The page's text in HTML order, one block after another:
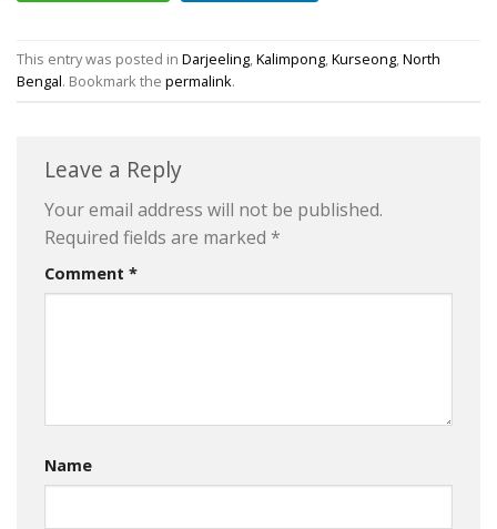
This entry was posted in Darjeeling,Kalimpong,Kurseong,North
Bengal. Bookmark the permalink.
Leave a Reply
Your email address will not be published.
Required fields are marked *
Comment *
Name